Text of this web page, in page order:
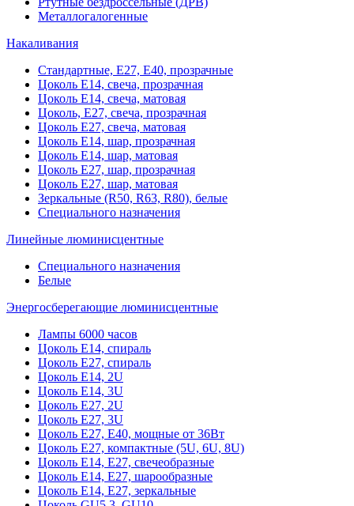
Металлогалогенные
Накаливания
Стандартные, Е27, Е40, прозрачные
Цоколь Е14, свеча, прозрачная
Цоколь Е14, свеча, матовая
Цоколь, Е27, свеча, прозрачная
Цоколь Е27, свеча, матовая
Цоколь Е14, шар, прозрачная
Цоколь Е14, шар, матовая
Цоколь Е27, шар, прозрачная
Цоколь Е27, шар, матовая
Зеркальные (R50, R63, R80), белые
Специального назначения
Линейные люминисцентные
Специального назначения
Белые
Энергосберегающие люминисцентные
Лампы 6000 часов
Цоколь Е14, спираль
Цоколь Е27, спираль
Цоколь Е14, 2U
Цоколь Е14, 3U
Цоколь Е27, 2U
Цоколь Е27, 3U
Цоколь Е27, Е40, мощные от 36Вт
Цоколь Е27, компактные (5U, 6U, 8U)
Цоколь Е14, Е27, свечеобразные
Цоколь Е14, Е27, шарообразные
Цоколь Е14, Е27, зеркальные